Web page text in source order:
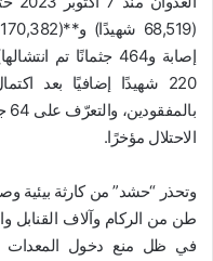
إصابة و464 جثمانًا
220 شهيدًا إضافيًا بعد
الاحتلال مؤخرًا.
طن من الركام وآلاف القنابل
في ظل منع دخول المعدات